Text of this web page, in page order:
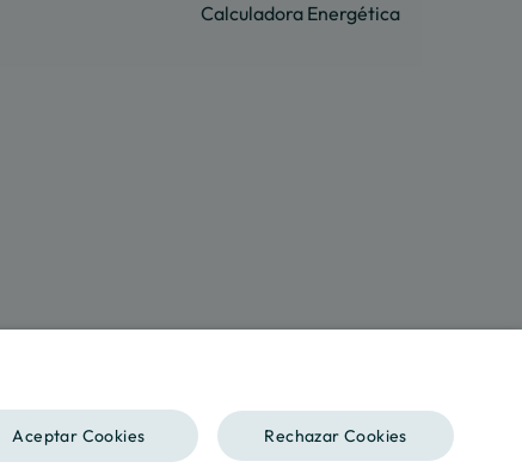
Calculadora Energética
SPANISH
Aceptar Cookies Rechazar Cookies